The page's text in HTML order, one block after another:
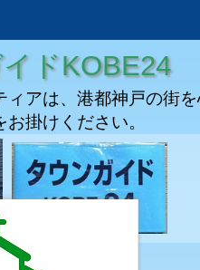
ドKOBE24
ィアは、港都神戸の街
掛けください。